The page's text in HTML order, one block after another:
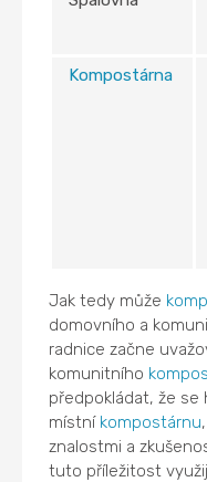
Kompostárna
Jak tedy může
domovního a
radnice začne
komunitního
předpokládat, že se
místní kompostárnu
znalostmi a
tuto příležitost